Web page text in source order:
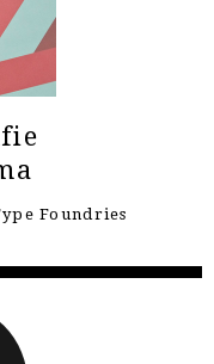
Foundries